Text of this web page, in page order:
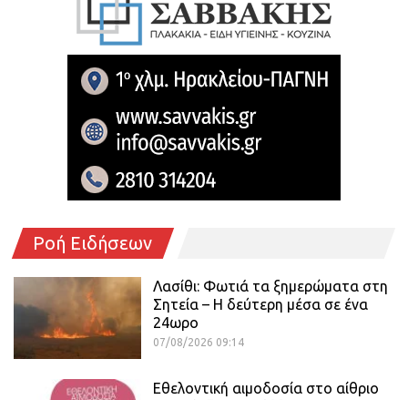
Ροή Ειδήσεων
Λασίθι: Φωτιά τα ξημερώματα στη
Σητεία – Η δεύτερη μέσα σε ένα
24ωρο
07/08/2026 09:14
Εθελοντική αιμοδοσία στο αίθριο